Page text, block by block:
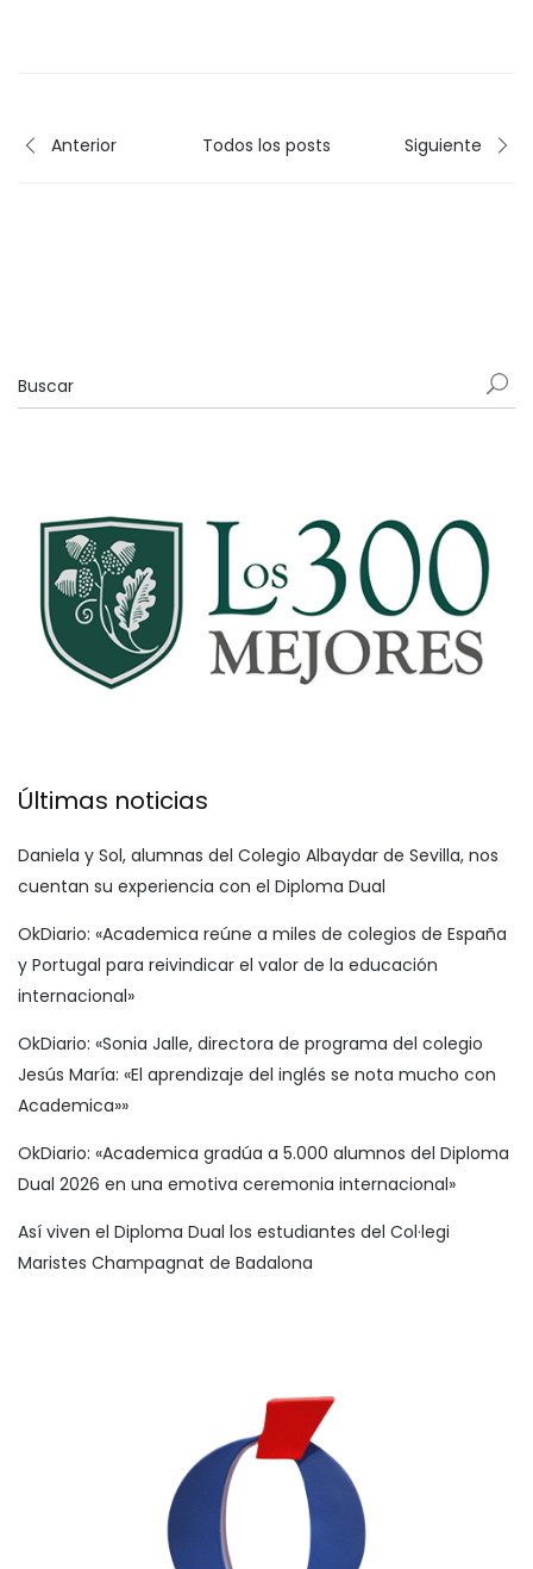
Anterior Todos los posts Siguiente
Últimas noticias
Daniela y Sol, alumnas del Colegio Albaydar de Sevilla, nos
cuentan su experiencia con el Diploma Dual
OkDiario: «Academica reúne a miles de colegios de España
y Portugal para reivindicar el valor de la educación
internacional»
OkDiario: «Sonia Jalle, directora de programa del colegio
Jesús María: «El aprendizaje del inglés se nota mucho con
Academica»»
OkDiario: «Academica gradúa a 5.000 alumnos del Diploma
Dual 2026 en una emotiva ceremonia internacional»
Así viven el Diploma Dual los estudiantes del Col·legi
Maristes Champagnat de Badalona